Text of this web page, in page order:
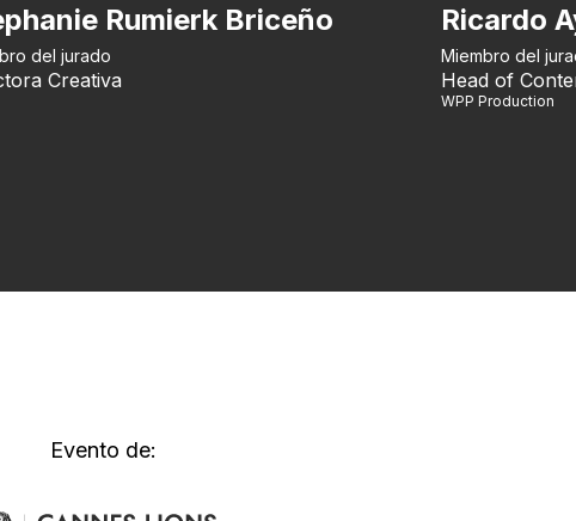
Rumierk Briceño
del jurado
Creativa
Ricardo
Miembro del
Head of
WPP Production
Evento de: